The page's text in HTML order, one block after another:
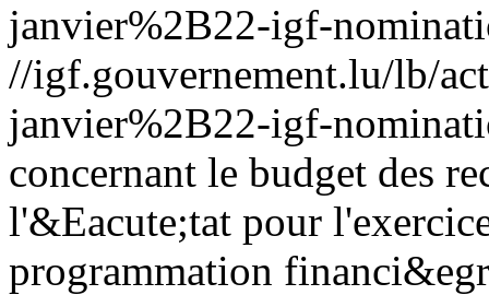
janvier%2B22-igf-
//igf.gouvernement.lu/lb/
janvier%2B22-igf-
concernant le budget des
l'&Eacute;tat pour
programmation